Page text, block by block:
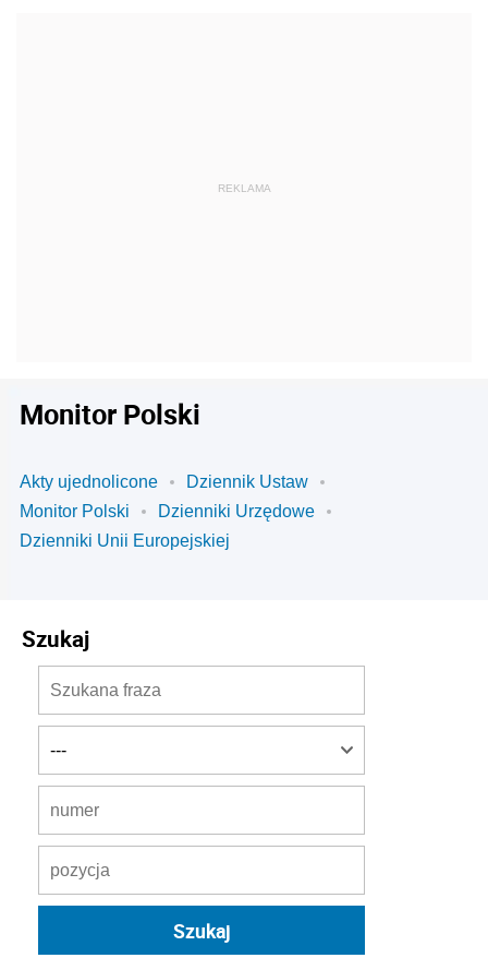
Monitor Polski
Akty ujednolicone
Dziennik Ustaw
Monitor Polski
Dzienniki Urzędowe
Dzienniki Unii Europejskiej
Szukaj